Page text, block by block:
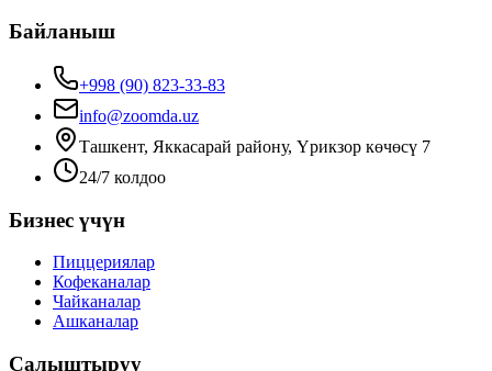
Байланыш
+998 (90) 823-33-83
info@zoomda.uz
Ташкент, Яккасарай району, Үрикзор көчөсү 7
24/7 колдоо
Бизнес үчүн
Пиццериялар
Кофеканалар
Чайканалар
Ашканалар
Салыштыруу